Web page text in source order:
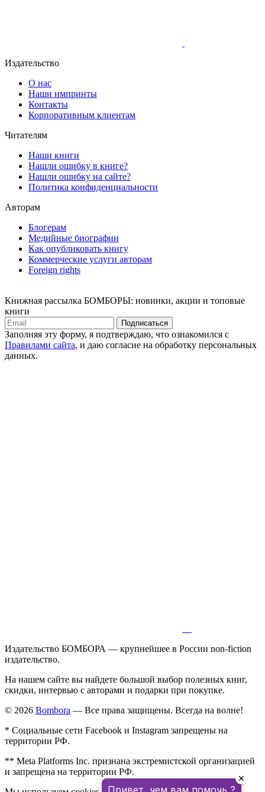
Издательство
О нас
Наши импринты
Контакты
Корпоративным клиентам
Читателям
Наши книги
Нашли ошибку в книге?
Нашли ошибку на сайте?
Политика конфиденциальности
Авторам
Блогерам
Медийные биографии
Как опубликовать книгу
Коммерческие услуги авторам
Foreign rights
Книжная рассылка БОМБОРЫ: новинки, акции и топовые
книги
Подписаться
Заполняя эту форму, я подтверждаю, что ознакомился с
Правилами сайта, и даю согласие на обработку персональных
данных.
Издательство БОМБОРА — крупнейшее в России non-fiction
издательство.
На нашем сайте вы найдете большой выбор полезных книг,
скидки, интервью с авторами и подарки при покупке.
© 2026 Bombora — Все права защищены. Всегда на волне!
* Социальные сети Facebook и Instagram запрещены на
территории РФ.
** Meta Platforms Inc. признана экстремистской организацией
и запрещена на территории РФ.
Привет, чем вам помочь ?
✕